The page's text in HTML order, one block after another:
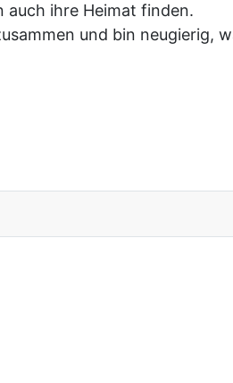
auch ihre Heimat finden.
und bin neugierig,